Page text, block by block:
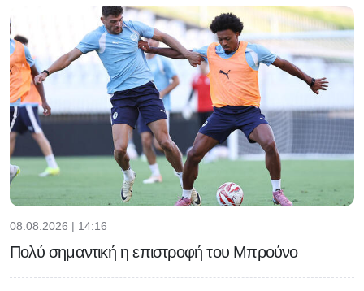
08.08.2026 | 14:16
Πολύ σημαντική η επιστροφή του Μπρούνο